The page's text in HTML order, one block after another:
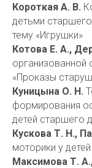
Короткая А. В.
детьми
тему «Игрушки»
Котова Е. А.,
организованной
«Проказы
Куницына О. Н.
формирования
детей старшего
Кускова Т. Н.,
моторики у
Максимова Т.